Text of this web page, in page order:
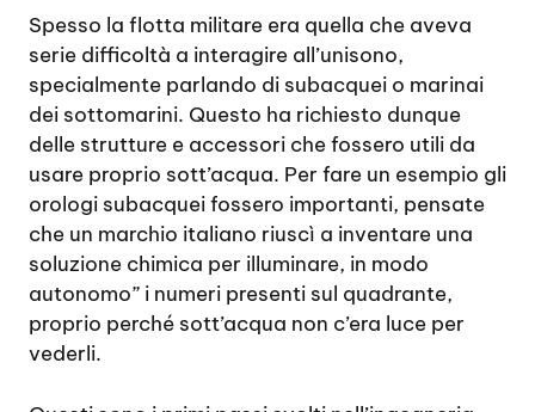
Spesso la flotta militare era quella che aveva
serie difficoltà a interagire all’unisono,
specialmente parlando di subacquei o marinai
dei sottomarini. Questo ha richiesto dunque
delle strutture e accessori che fossero utili da
usare proprio sott’acqua. Per fare un esempio gli
orologi subacquei fossero importanti, pensate
che un marchio italiano riuscì a inventare una
soluzione chimica per illuminare, in modo
autonomo” i numeri presenti sul quadrante,
proprio perché sott’acqua non c’era luce per
vederli.